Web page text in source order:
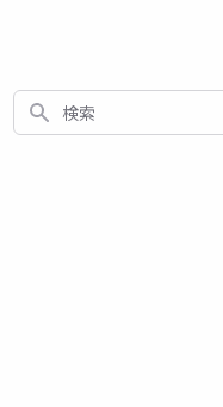
検索